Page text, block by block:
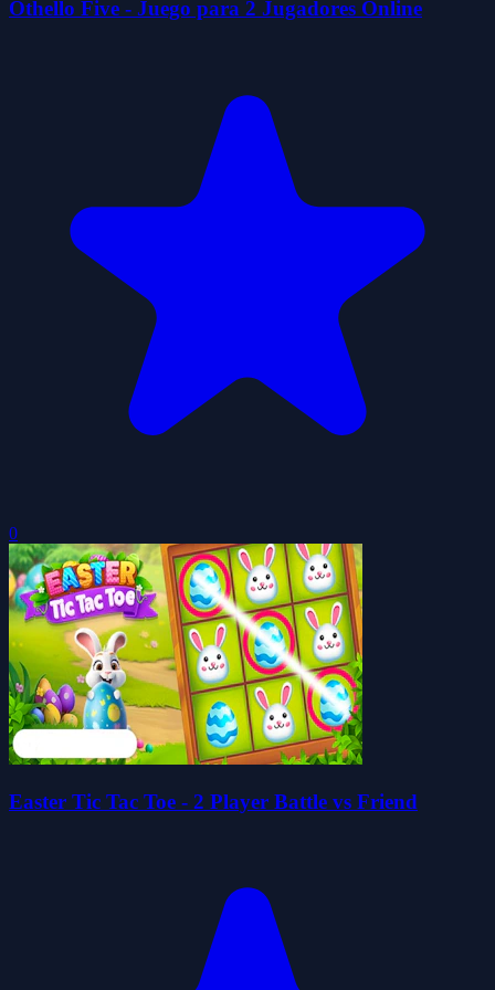
Othello Five - Juego para 2 Jugadores Online
0
Easter Tic Tac Toe - 2 Player Battle vs Friend